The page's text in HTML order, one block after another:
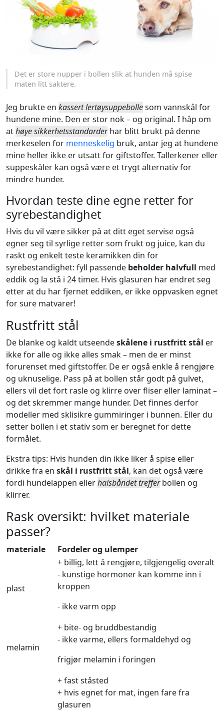
Det er store nupper i bollen slik at hunden må spise
maten litt saktere.
Jeg brukte en kassert lertøysuppebollesom vannskål for
hundene mine. Den er stor nok – og original. I håp om
athøye sikkerhetsstandarderhar blitt brukt på denne
merkeselen for menneskelig bruk, antar jeg at hundene
mine heller ikke er utsatt for giftstoffer. Tallerkener eller
suppeskåler kan også være et trygt alternativ for
mindre hunder.
Hvordan teste dine egne retter for
syrebestandighet
Hvis du vil være sikker på at ditt eget servise også
egner seg til syrlige retter som frukt og juice, kan du
raskt og enkelt teste keramikken din for
syrebestandighet: fyll passende beholder halvfull med
eddik og la stå i 24 timer. Hvis glasuren har endret seg
etter at du har fjernet eddiken, er ikke oppvasken egnet
for sure matvarer!
Rustfritt stål
De blanke og kaldt utseendeskålene i rustfritt stål er
ikke for alle og ikke alles smak – men de er minst
forurenset med giftstoffer. De er også enkle å rengjøre
og uknuselige. Pass på at bollen står godt på gulvet,
ellers vil det fort rasle og klirre over fliser eller laminat –
og det skremmer mange hunder. Det finnes derfor
modeller med sklisikre gummiringer i bunnen. Eller du
setter bollen i et stativ som er beregnet for dette
formålet.
Ekstra tips: Hvis hunden din ikke liker å spise eller
drikke fra en skål i rustfritt stål, kan det også være
fordi hundelappen ellerhalsbåndet trefferbollen og
klirrer.
Rask oversikt: hvilket materiale
passer?
materiale Fordeler og ulemper
plast
+ billig, lett å rengjøre, tilgjengelig overalt
- kunstige hormoner kan komme inn i
kroppen
- ikke varm opp
melamin
+ bite- og bruddbestandig
- ikke varme, ellers formaldehyd og
frigjør melamin i foringen
+ fast ståsted
+ hvis egnet for mat, ingen fare fra
glasuren